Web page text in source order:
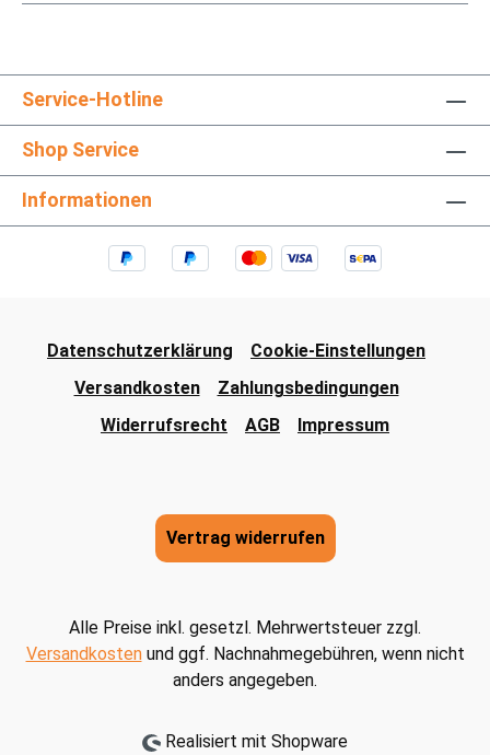
Service-Hotline
Shop Service
Informationen
Datenschutzerklärung
Cookie-Einstellungen
Versandkosten
Zahlungsbedingungen
Widerrufsrecht
AGB Impressum
Vertrag widerrufen
Alle Preise inkl. gesetzl. Mehrwertsteuer zzgl.
Versandkostenund ggf. Nachnahmegebühren, wenn nicht
anders angegeben.
Realisiert mit Shopware